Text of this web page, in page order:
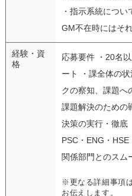
・指示系統につい
GM不在時にはそ
経験・資
格
応募要件 ・20名
ート ・課全体の
クの察知、課題へ
課題解決のための
決策の実行・徹底
PSC・ENG・HSE
関係部門とのスム
※更なる詳細事項
お伝えします。